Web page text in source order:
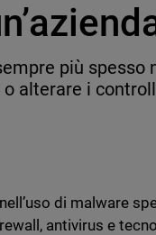
più spesso
alterare i
di malware
antivirus e